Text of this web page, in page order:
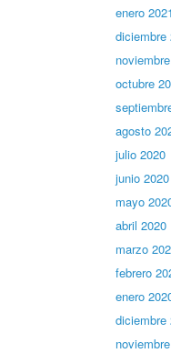
enero 2021
diciembre
octubre
agosto
julio 2020
junio 2020
mayo
abril 2020
marzo
febrero
enero
diciembre